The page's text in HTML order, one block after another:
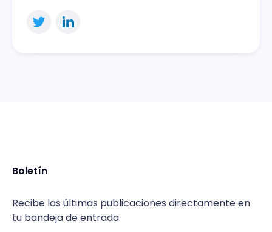
Boletín
Recibe las últimas publicaciones directamente en
tu bandeja de entrada.